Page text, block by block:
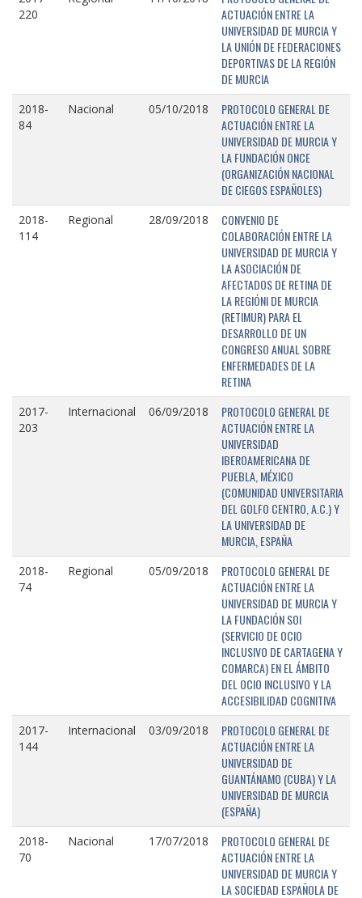
220
ACTUACIÓN ENTRE LA
UNIVERSIDAD DE MURCIA Y
LA UNIÓN DE FEDERACIONES
DEPORTIVAS DE LA REGIÓN
DE MURCIA
2018-
84
Nacional 05/10/2018
PROTOCOLO GENERAL DE
ACTUACIÓN ENTRE LA
UNIVERSIDAD DE MURCIA Y
LA FUNDACIÓN ONCE
(ORGANIZACIÓN NACIONAL
DE CIEGOS ESPAÑOLES)
2018-
114
Regional 28/09/2018
CONVENIO DE
COLABORACIÓN ENTRE LA
UNIVERSIDAD DE MURCIA Y
LA ASOCIACIÓN DE
AFECTADOS DE RETINA DE
LA REGIÓNI DE MURCIA
(RETIMUR) PARA EL
DESARROLLO DE UN
CONGRESO ANUAL SOBRE
ENFERMEDADES DE LA
RETINA
2017-
203
Internacional 06/09/2018
PROTOCOLO GENERAL DE
ACTUACIÓN ENTRE LA
UNIVERSIDAD
IBEROAMERICANA DE
PUEBLA, MÉXICO
(COMUNIDAD UNIVERSITARIA
DEL GOLFO CENTRO, A.C.) Y
LA UNIVERSIDAD DE
MURCIA, ESPAÑA
2018-
74
Regional 05/09/2018
PROTOCOLO GENERAL DE
ACTUACIÓN ENTRE LA
UNIVERSIDAD DE MURCIA Y
LA FUNDACIÓN SOI
(SERVICIO DE OCIO
INCLUSIVO DE CARTAGENA Y
COMARCA) EN EL ÁMBITO
DEL OCIO INCLUSIVO Y LA
ACCESIBILIDAD COGNITIVA
2017-
144
Internacional 03/09/2018
PROTOCOLO GENERAL DE
ACTUACIÓN ENTRE LA
UNIVERSIDAD DE
GUANTÁNAMO (CUBA) Y LA
UNIVERSIDAD DE MURCIA
(ESPAÑA)
2018-
70
Nacional 17/07/2018
PROTOCOLO GENERAL DE
ACTUACIÓN ENTRE LA
UNIVERSIDAD DE MURCIA Y
LA SOCIEDAD ESPAÑOLA DE